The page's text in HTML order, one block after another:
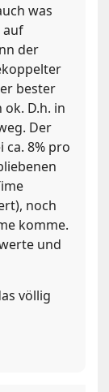
was
auf
der
bester
D.h. in
Der
8% pro
noch
komme.
und
völlig